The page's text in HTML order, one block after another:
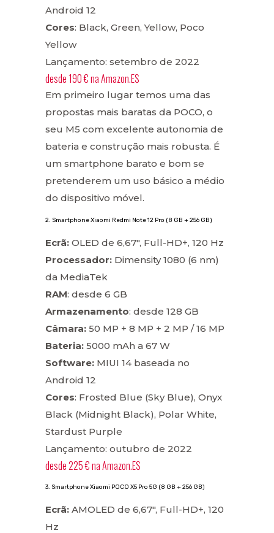
Android 12
Cores: Black, Green, Yellow, Poco
Yellow
Lançamento: setembro de 2022
desde190 €naAmazon.ES
Em primeiro lugar temos uma das
propostas mais baratas da POCO, o
seu M5 com excelente autonomia de
bateria e construção mais robusta. É
um smartphone barato e bom se
pretenderem um uso básico a médio
do dispositivo móvel.
2. Smartphone Xiaomi Redmi Note 12 Pro (8 GB + 256 GB)
Ecrã: OLED de 6,67″, Full-HD+, 120 Hz
Processador: Dimensity 1080 (6 nm)
da MediaTek
RAM: desde 6 GB
Armazenamento: desde 128 GB
Câmara: 50 MP + 8 MP + 2 MP / 16 MP
Bateria: 5000 mAh a 67 W
Software: MIUI 14 baseada no
Android 12
Cores: Frosted Blue (Sky Blue), Onyx
Black (Midnight Black), Polar White,
Stardust Purple
Lançamento: outubro de 2022
desde225 €naAmazon.ES
3. Smartphone Xiaomi POCO X5 Pro 5G (8 GB + 256 GB)
Ecrã: AMOLED de 6,67″, Full-HD+, 120
Hz